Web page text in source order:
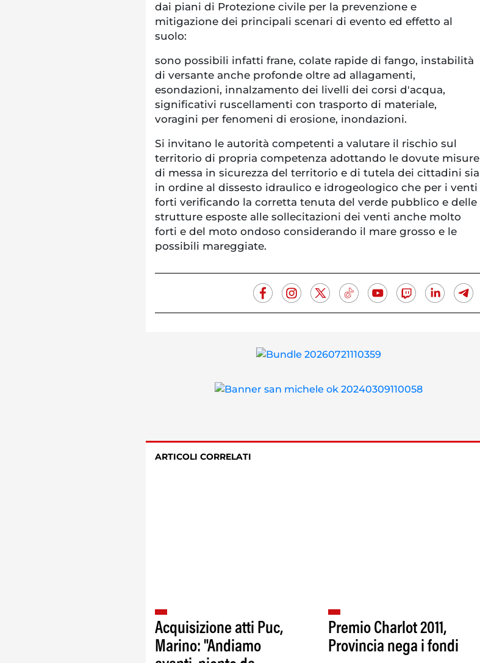
dai piani di Protezione civile per la prevenzione e
mitigazione dei principali scenari di evento ed effetto al
suolo:
sono possibili infatti frane, colate rapide di fango, instabilità
di versante anche profonde oltre ad allagamenti,
esondazioni, innalzamento dei livelli dei corsi d'acqua,
significativi ruscellamenti con trasporto di materiale,
voragini per fenomeni di erosione, inondazioni.
Si invitano le autorità competenti a valutare il rischio sul
territorio di propria competenza adottando le dovute misure
di messa in sicurezza del territorio e di tutela dei cittadini sia
in ordine al dissesto idraulico e idrogeologico che per i venti
forti verificando la corretta tenuta del verde pubblico e delle
strutture esposte alle sollecitazioni dei venti anche molto
forti e del moto ondoso considerando il mare grosso e le
possibili mareggiate.
ARTICOLI CORRELATI
Acquisizione atti Puc,
Marino: "Andiamo
Premio Charlot 2011,
Provincia nega i fondi